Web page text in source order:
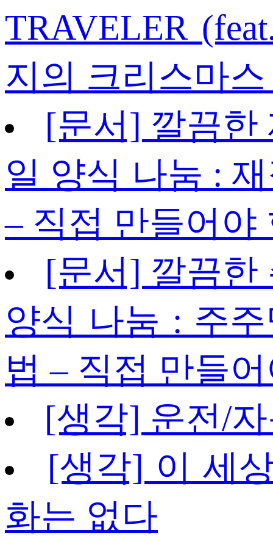
TRAVELER
지의 크리스마
[문서] 깔끔한
일 양식 나눔 :
– 직접 만들어야
[문서] 깔끔한
양식 나눔 : 주
법 – 직접 만들
[생각] 운전/
[생각] 이 세
화는 없다